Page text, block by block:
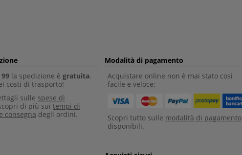
la spedizione è gratuita.
costi di trasporto!
sulle spese di
di più sui tempi di
consegna degli ordini.
Modalità di pagamento
Acquistare online non è mai stato così
facile e veloce:
Scopri tutto sulle modalità di pagamento
disponibili.